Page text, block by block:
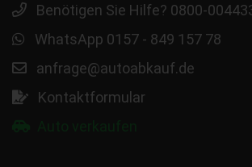
Benötigen Sie Hilfe? 0800-
WhatsApp 0157 - 849 157 78
anfrage@autoabkauf.de
Kontaktformular